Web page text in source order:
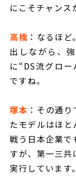
にこそチャンス
高橋 ：なるほ
出しながら、
に“DS流グロ
ですね。
塚本 ：その通
たモデルはほ
戦う日本企業で
すが、第一三
実行しています